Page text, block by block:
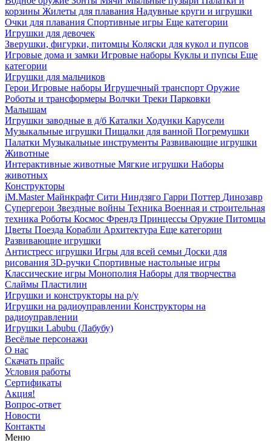
корзины Жилеты для плавания Надувные круги и игрушки
Очки для плавания Спортивные игры Еще категории
Игрушки для девочек
Зверушки, фигурки, питомцы Коляски для кукол и пупсов
Игровые дома и замки Игровые наборы Куклы и пупсы Еще
категории
Игрушки для мальчиков
Герои Игровые наборы Игрушечный транспорт Оружие
Роботы и трансформеры Волчки Треки Парковки
Малышам
Игрушки заводные в д/б Каталки Ходунки Карусели
Музыкальные игрушки Пищалки для ванной Погремушки
Палатки Музыкальные инструменты Развивающие игрушки
Животные
Интерактивные животные Мягкие игрушки Наборы
животных
Конструкторы
iM.Master Майнкрафт Сити Ниндзяго Гарри Поттер Динозавр
Супергерои Звездные войны Техника Военная и строительная
техника Роботы Космос Френдз Принцессы Оружие Питомцы
Цветы Поезда Корабли Архитектура Еще категории
Развивающие игрушки
Антистресс игрушки Игры для всей семьи Доски для
рисования 3D-ручки Спортивные настольные игры
Классические игры Монополия Наборы для творчества
Слаймы Пластилин
Игрушки и конструкторы на р/у
Игрушки на радиоуправлении Конструкторы на
радиоуправлении
Игрушки Labubu (Лабубу)
Весёлые персонажи
О нас
Скачать прайс
Условия работы
Сертификаты
Акция!
Вопрос-ответ
Новости
Контакты
Меню